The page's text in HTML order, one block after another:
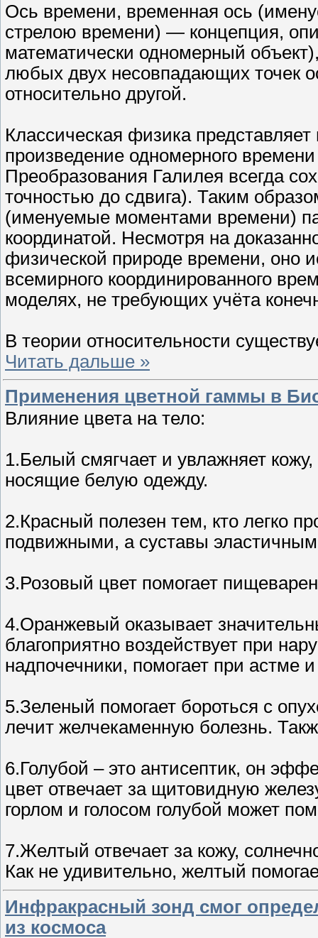
Ось времени, временная ось
стрелою времени) — концепция,
математически одномерный
любых двух несовпадающих точек
относительно другой.
Классическая физика
произведение одномерного
Преобразования Галилея всегда
точностью до сдвига). Таким
(именуемые моментами времени)
координатой. Несмотря на
физической природе времени, оно
всемирного координированного
моделях, не требующих учёта
В теории относительности
Читать дальше »
Применения цветной гаммы в
Влияние цвета на тело:
1.Белый смягчает и увлажняет
носящие белую одежду.
2.Красный полезен тем, кто легко
подвижными, а суставы
3.Розовый цвет помогает
4.Оранжевый оказывает
благоприятно воздействует при
надпочечники, помогает при астме
5.Зеленый помогает бороться с
лечит желчекаменную болезнь.
6.Голубой – это антисептик, он
цвет отвечает за щитовидную
горлом и голосом голубой может
7.Желтый отвечает за кожу,
Как не удивительно, желтый
Инфракрасный зонд смог
из космоса